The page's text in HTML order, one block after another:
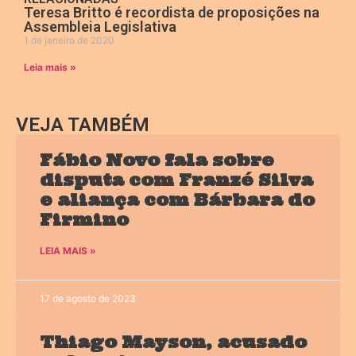
Teresa Britto é recordista de proposições na
Assembleia Legislativa
1 de janeiro de 2020
Leia mais »
VEJA TAMBÉM
Fábio Novo fala sobre
disputa com Franzé Silva
e aliança com Bárbara do
Firmino
LEIA MAIS »
17 de agosto de 2023
Thiago Mayson, acusado